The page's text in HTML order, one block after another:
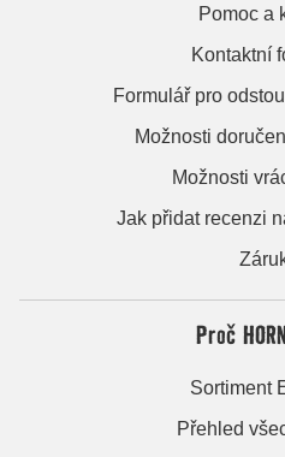
Pomoc a
Kontaktní
Formulář pro
Možnosti
Možnosti
Jak přidat recenzi
Proč
Sortiment
Přehled